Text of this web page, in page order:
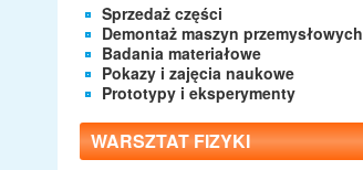
Sprzedaż części
Demontaż maszyn przemysłowych
Badania materiałowe
Pokazy i zajęcia naukowe
Prototypy i eksperymenty
WARSZTAT FIZYKI